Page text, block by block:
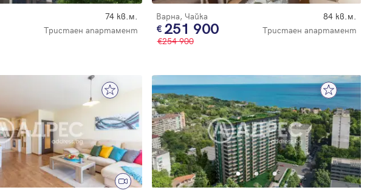
74 кв.м.
Тристаен апартамент
Варна, Чайка 84 кв.м.
251 900
Тристаен апартамент
254 900